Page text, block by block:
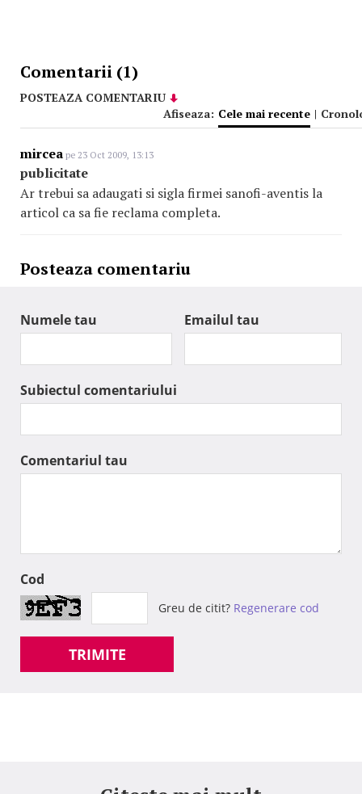
Comentarii (1)
POSTEAZA COMENTARIU
Afiseaza: Cele mai recente |
mircea pe 23 Oct 2009, 13:13
publicitate
Ar trebui sa adaugati si sigla firmei sanofi-aventis la
articol ca sa fie reclama completa.
Posteaza comentariu
Numele tau Emailul tau
Subiectul comentariului
Comentariul tau
Cod
Greu de citit? Regenerare cod
TRIMITE